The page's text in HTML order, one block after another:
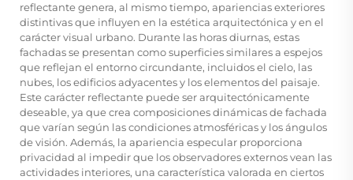
reflectante genera, al mismo tiempo, apariencias exteriores
distintivas que influyen en la estética arquitectónica y en el
carácter visual urbano. Durante las horas diurnas, estas
fachadas se presentan como superficies similares a espejos
que reflejan el entorno circundante, incluidos el cielo, las
nubes, los edificios adyacentes y los elementos del paisaje.
Este carácter reflectante puede ser arquitectónicamente
deseable, ya que crea composiciones dinámicas de fachada
que varían según las condiciones atmosféricas y los ángulos
de visión. Además, la apariencia especular proporciona
privacidad al impedir que los observadores externos vean las
actividades interiores, una característica valorada en ciertos